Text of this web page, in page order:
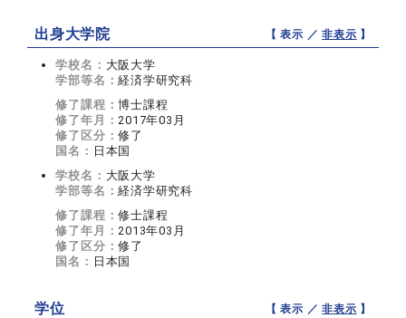
出身大学院 【 表示 ／非表示 】
学校名： 大阪大学
学部等名：経済学研究科
修了課程：博士課程
修了年月：2017年03月
修了区分：修了
国名： 日本国
学校名： 大阪大学
学部等名：経済学研究科
修了課程：修士課程
修了年月：2013年03月
修了区分：修了
国名： 日本国
学位 【 表示 ／非表示 】